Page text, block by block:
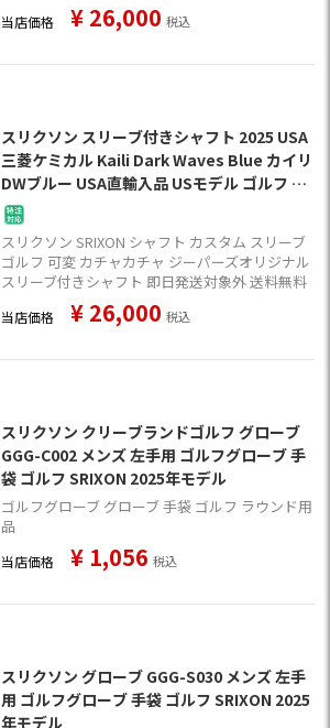
当店価格 ¥ 26,000 税込
スリクソン スリーブ付きシャフト 2025 USA
三菱ケミカル Kaili Dark Waves Blue カイリ
DWブルー USA直輸入品 USモデル ゴルフ シ
ャフト (XXIO-eks-／ZX7,5／Z785／Z765／
Z565)
スリクソン SRIXON シャフト カスタム スリーブ
ゴルフ 可変 カチャカチャ ジーパーズオリジナル
スリーブ付きシャフト 即日発送対象外 送料無料
当店価格 ¥ 26,000 税込
スリクソン クリーブランドゴルフ グローブ
GGG-C002 メンズ 左手用 ゴルフグローブ 手
袋 ゴルフ SRIXON 2025年モデル
ゴルフグローブ グローブ 手袋 ゴルフ ラウンド用
品
当店価格 ¥ 1,056 税込
スリクソン グローブ GGG-S030 メンズ 左手
用 ゴルフグローブ 手袋 ゴルフ SRIXON 2025
年モデル